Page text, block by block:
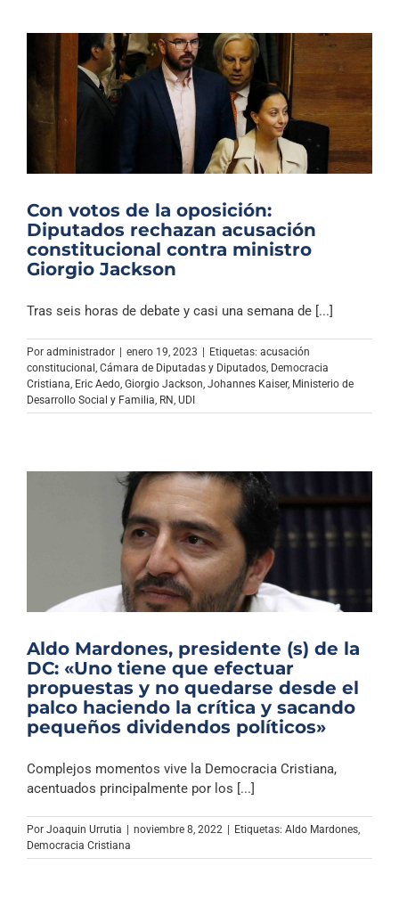
Con votos de la oposición:
Diputados rechazan acusación
constitucional contra ministro
Giorgio Jackson
Tras seis horas de debate y casi una semana de [...]
Por administrador | enero 19, 2023 | Etiquetas: acusación
constitucional Cámara de Diputadas y Diputados Democracia
Cristiana Eric Aedo Giorgio Jackson Johannes Kaiser, Ministerio de
Desarrollo Social y Familia RN UDI
Aldo Mardones, presidente (s) de la
DC: «Uno tiene que efectuar
propuestas y no quedarse desde el
palco haciendo la crítica y sacando
pequeños dividendos políticos»
Complejos momentos vive la Democracia Cristiana,
acentuados principalmente por los [...]
Por Joaquin Urrutia | noviembre 8, 2022 | Etiquetas: Aldo Mardones
Democracia Cristiana